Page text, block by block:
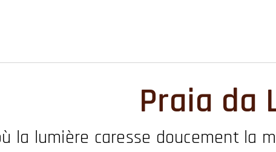
Praia da
la lumière caresse doucement la